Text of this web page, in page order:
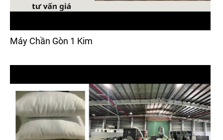
Máy Chần Gòn 1 Kim